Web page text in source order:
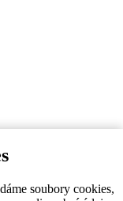
soubory cookies,